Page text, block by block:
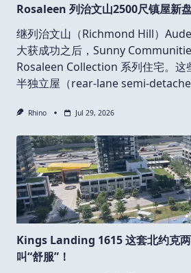
Rosaleen 列治文山2500尺镇屋新
继列治文山（Richmond Hill）
大获成功之后，Sunny
Rosaleen Collection 系列住宅。这
半独立屋（rear-lane semi-
Rhino Jul 29, 2026
Kings Landing 1615 这套北约克
叫“舒服”！